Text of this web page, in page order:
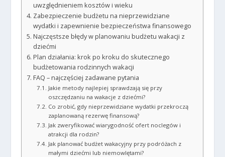
uwzględnieniem kosztów i wieku
Zabezpieczenie budżetu na nieprzewidziane
wydatki i zapewnienie bezpieczeństwa finansowego
Najczęstsze błędy w planowaniu budżetu wakacji z
dziećmi
Plan działania: krok po kroku do skutecznego
budżetowania rodzinnych wakacji
FAQ – najczęściej zadawane pytania
Jakie metody najlepiej sprawdzają się przy
oszczędzaniu na wakacje z dziećmi?
Co zrobić, gdy nieprzewidziane wydatki przekroczą
zaplanowaną rezerwę finansową?
Jak zweryfikować wiarygodność ofert noclegów i
atrakcji dla rodzin?
Jak planować budżet wakacyjny przy podróżach z
małymi dziećmi lub niemowlętami?